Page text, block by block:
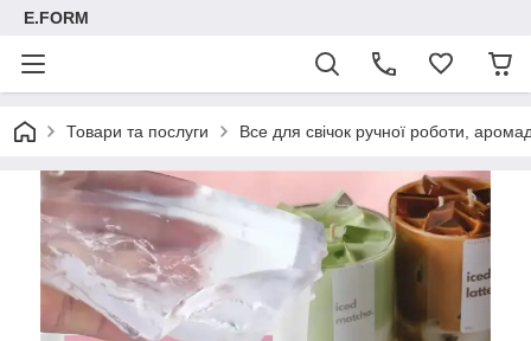
E.FORM
Товари та послуги Все для свічок ручної роботи,